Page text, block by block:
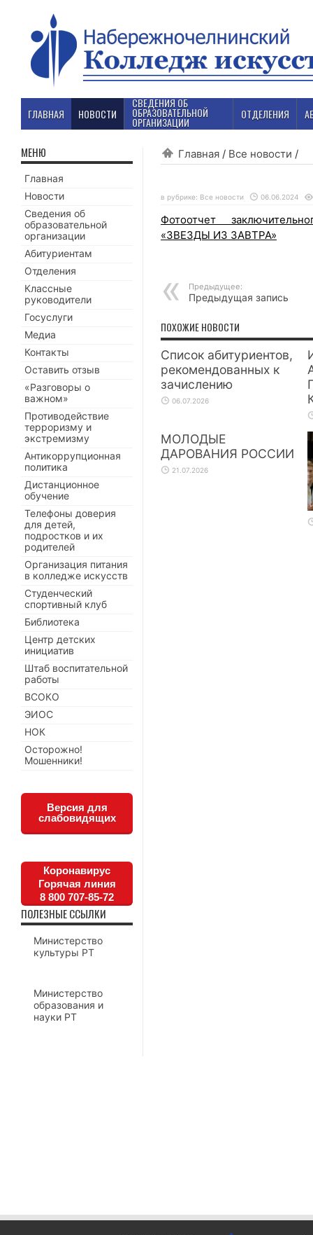
ГЛАВНАЯ НОВОСТИ
СВЕДЕНИЯ ОБ
ОБРАЗОВАТЕЛЬНОЙ
ОРГАНИЗАЦИИ
ОТДЕЛЕНИЯ
Главная / Все новости /
в рубрике: Все новости 06.06.2024
Фотоотчет
«ЗВЕЗДЫ ИЗ ЗАВТРА»
Предыдущее:
Предыдущая запись
ПОХОЖИЕ НОВОСТИ
Список абитуриентов,
рекомендованных к
зачислению
06.07.2026
МОЛОДЫЕ
ДАРОВАНИЯ РОССИИ
21.07.2026
МЕНЮ
Главная
Новости
Сведения об
образовательной
организации
Абитуриентам
Отделения
Классные
руководители
Госуслуги
Медиа
Контакты
Оставить отзыв
«Разговоры о
важном»
Противодействие
терроризму и
экстремизму
Антикоррупционная
политика
Дистанционное
обучение
Телефоны доверия
для детей,
подростков и их
родителей
Организация питания
в колледже искусств
Студенческий
спортивный клуб
Библиотека
Центр детских
инициатив
Штаб воспитательной
работы
ВСОКО
ЭИОС
НОК
Осторожно!
Мошенники!
Версия для
слабовидящих
Коронавирус
Горячая линия
8 800 707-85-72
ПОЛЕЗНЫЕ ССЫЛКИ
Министерство
культуры РТ
Министерство
образования и
науки РТ